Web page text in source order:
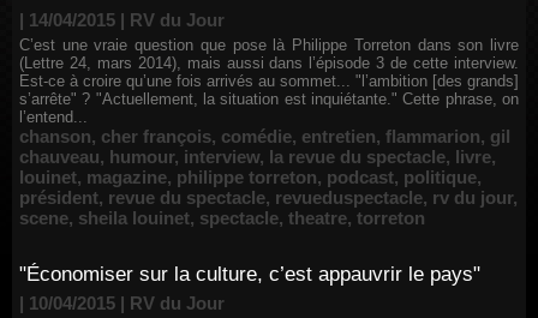
| 14/04/2015 | RV du Jour
C’est une vraie question que pose là Philippe Torreton dans son livre
(Lettre 24, mars 2014), mais aussi dans l’épisode 3 de cette interview.
Est-ce à croire qu’une fois arrivés au sommet... "l’ambition [des grands]
s’arrête" ? "Actuellement, la situation est inquiétante." Cette phrase, on
l’entend...
chanson, cher françois, comédie, entretien, flammarion, gil
chauveau, humour, interview, la revue du spectacle, livre,
louinet, magazine, philippe torreton, podcast, politique,
président, revue du spectacle, revueduspectacle, rv du jour,
scene, sheila louinet, spectacle, theatre, torreton
"Économiser sur la culture, c’est appauvrir le pays"
| 10/04/2015 | RV du Jour